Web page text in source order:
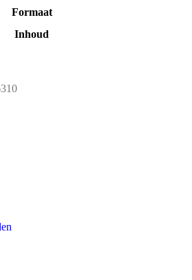
Formaat
Inhoud
310 Gram aantal